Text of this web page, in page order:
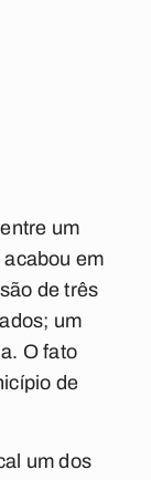
um
acabou em
de três
um
O fato
de
um dos